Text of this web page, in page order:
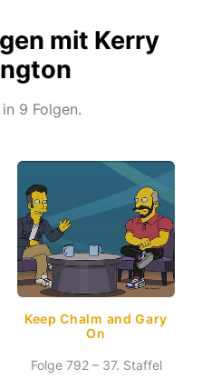
mit Kerry
9 Folgen.
Keep Chalm and Gary
On
Folge 792 – 37. Staffel